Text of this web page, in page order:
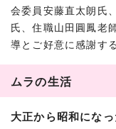
会委員安藤直太朗氏
氏、住職山田圓鳳老
導とご好意に感謝する
ムラの生活
大正から昭和にな